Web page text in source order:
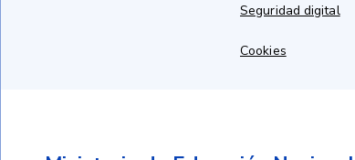
Seguridad digital
Cookies